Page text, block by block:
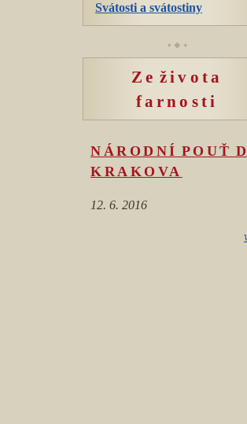
Svátosti a svátostiny
Ze života
farnosti
NÁRODNÍ POUŤ
KRAKOVA
12. 6. 2016